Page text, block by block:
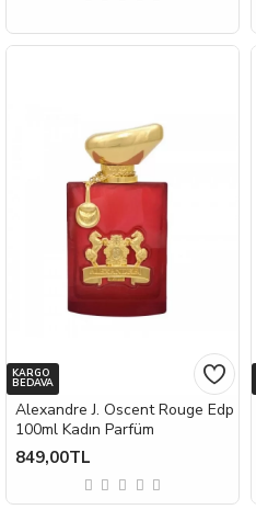
KARGO
BEDAVA
Alexandre J. Oscent Rouge Edp
100ml Kadın Parfüm
849,00TL